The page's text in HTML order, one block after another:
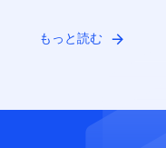
もっと読む